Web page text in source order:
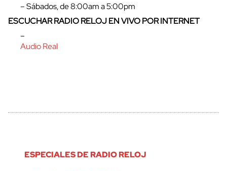
– Sábados, de 8:00am a 5:00pm
ESCUCHAR RADIO RELOJ EN VIVO POR INTERNET
–
Audio Real
ESPECIALES DE RADIO RELOJ